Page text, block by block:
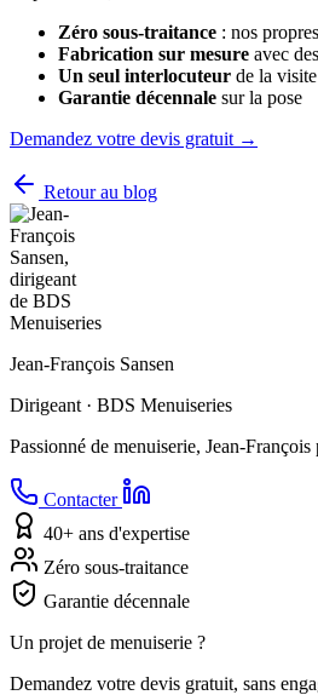
Zéro sous-traitance : nos
Fabrication sur mesure avec
Un seul interlocuteur de la
Garantie décennale sur la pose
Demandez votre devis gratuit →
Retour au blog
Jean-François Sansen
Dirigeant · BDS Menuiseries
Passionné de menuiserie, Jean-
Contacter
40+ ans d'expertise
Zéro sous-traitance
Garantie décennale
Un projet de menuiserie ?
Demandez votre devis gratuit, sans